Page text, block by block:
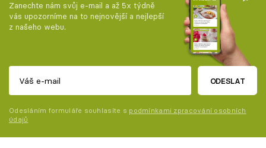
Zanechte nám svůj e-mail a až 5x týdně
vás upozorníme na to nejnovější a nejlepší
z našeho webu.
ODESLAT
Odesláním formuláře souhlasíte s podmínkami zpracování osobních
údajů